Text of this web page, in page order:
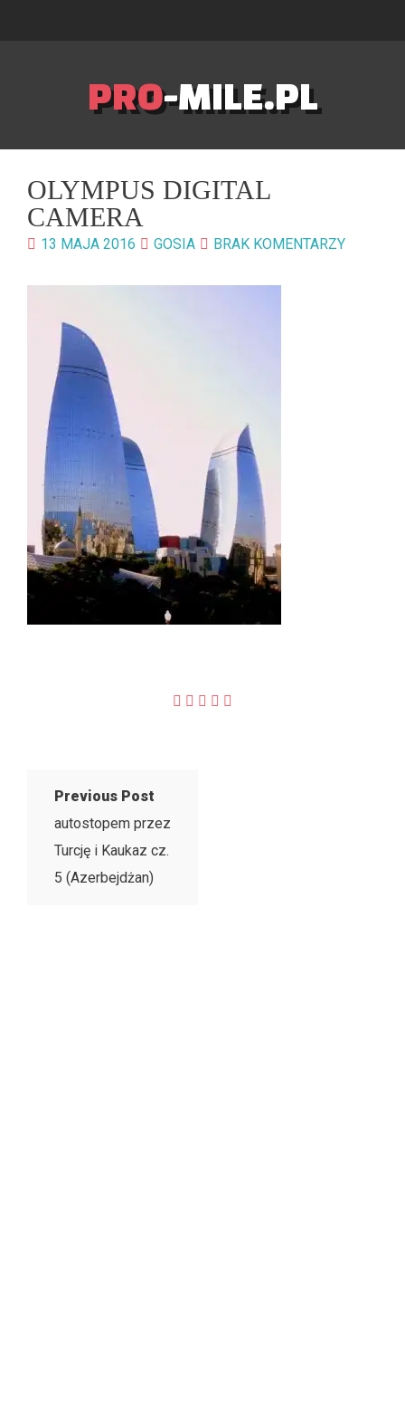
PRO-MILE.PL
OLYMPUS DIGITAL
CAMERA
13 MAJA 2016 GOSIA BRAK KOMENTARZY
Previous Post
autostopem przez
Turcję i Kaukaz cz.
5 (Azerbejdżan)